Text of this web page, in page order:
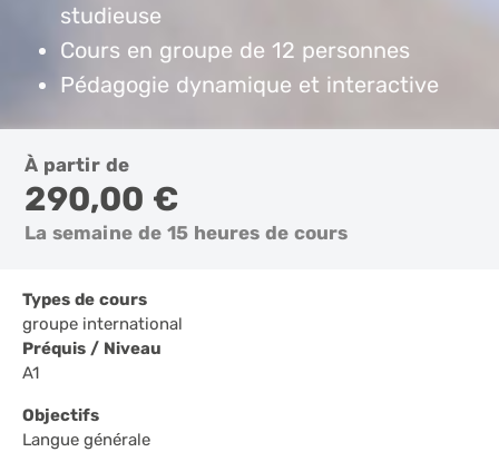
studieuse
Cours en groupe de 12 personnes
Pédagogie dynamique et interactive
À partir de
290,00 €
La semaine de 15 heures de cours
Types de cours
groupe international
Préquis / Niveau
A1
Objectifs
Langue générale